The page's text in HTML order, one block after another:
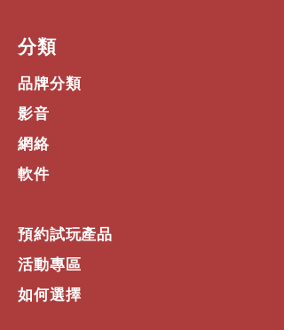
​分類
品牌分類
影音
網絡
軟件
預約試玩產品
活動專區
如何選擇